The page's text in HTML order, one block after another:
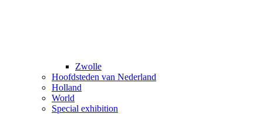
Zwolle
Hoofdsteden van Nederland
Holland
World
Special exhibition